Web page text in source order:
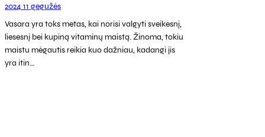
2024 11 gegužės
Vasara yra toks metas, kai norisi valgyti sveikesnį,
liesesnį bei kupiną vitaminų maistą. Žinoma, tokiu
maistu mėgautis reikia kuo dažniau, kadangi jis
yra itin…